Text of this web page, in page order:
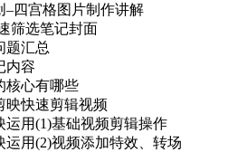
–四宫格图片制作讲解
筛选笔记封面
题汇总
内容
核心有哪些
映快速剪辑视频
运用(1)基础视频剪辑操作
运用(2)视频添加特效、转场